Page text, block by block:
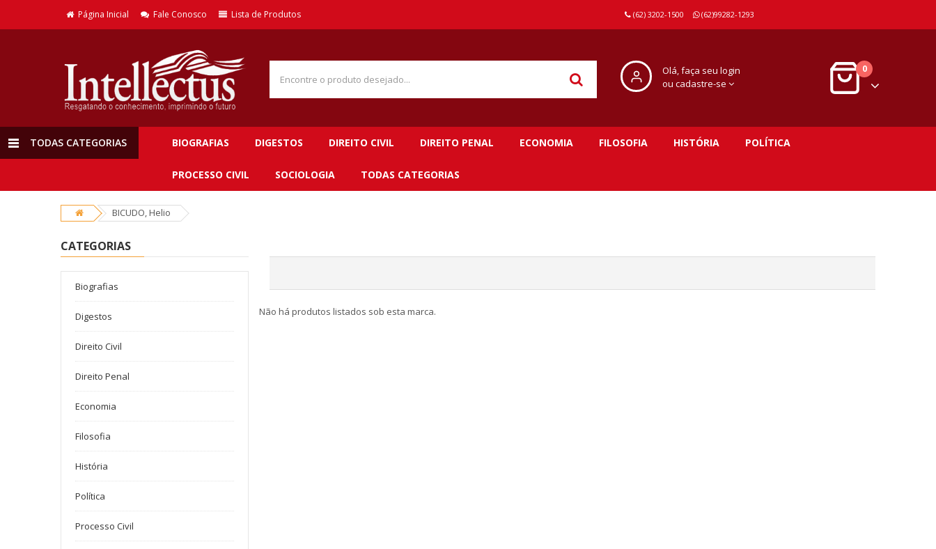
Página Inicial Fale Conosco Lista de Produtos (62) 3202-1500 (62)99282-1293
Olá, faça seu login
ou cadastre-se
0
TODAS CATEGORIAS BIOGRAFIAS DIGESTOS DIREITO CIVIL DIREITO PENAL ECONOMIA FILOSOFIA HISTÓRIA POLÍTICA
PROCESSO CIVIL SOCIOLOGIA TODAS CATEGORIAS
BICUDO, Helio
CATEGORIAS
Biografias
Digestos
Direito Civil
Direito Penal
Economia
Filosofia
História
Política
Processo Civil
Não há produtos listados sob esta marca.